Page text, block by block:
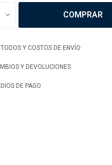
COMPRAR
Y COSTOS DE ENVÍO
Y DEVOLUCIONES
DE PAGO